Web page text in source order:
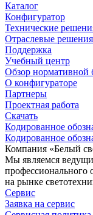
Каталог
Конфигуратор
Технические
Отраслевые решения
Поддержка
Учебный центр
Обзор нормативной
О конфигураторе
Партнеры
Проектная работа
Скачать
Кодированное
Кодированное
Компания «Белый
Мы являемся
профессионального
на рынке
Сервис
Заявка на сервис